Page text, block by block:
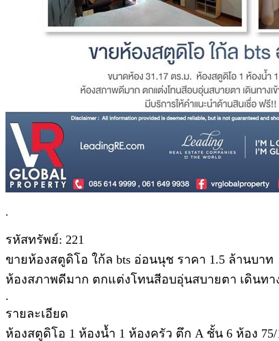
.
รหัสทรัพย์: 221
ขายห้องสตูดิโอ ใก้ล bts อ่อนนุช ราคา 1.5 ล้านบาท
ห้องสภาพดีมาก ตกแต่งโทนสีอบอุ่นสบายตา เดินทา
.
รายละเอียด
ห้องสตูดิโอ 1 ห้องน้ำ 1 ห้องครัว ตึก A ชั้น 6 ห้อง